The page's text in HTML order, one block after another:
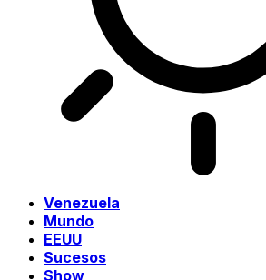
Venezuela
Mundo
EEUU
Sucesos
Show